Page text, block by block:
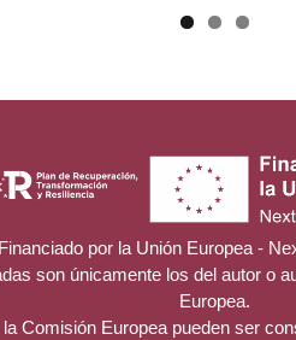
Financiado por la Unión Europea -
son únicamente los del autor o
Europea.
Comisión Europea pueden ser